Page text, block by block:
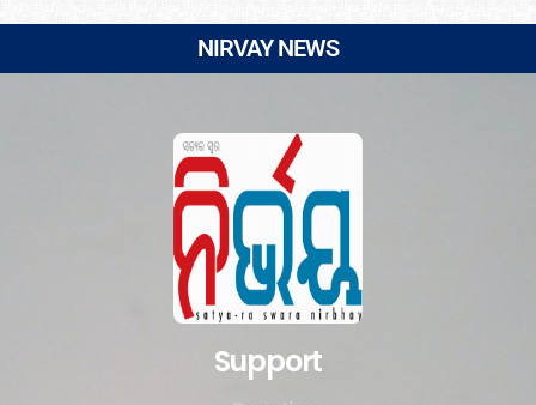
NIRVAY NEWS
Support